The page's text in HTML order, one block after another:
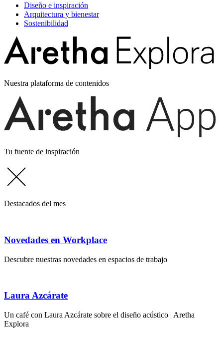
Diseño e inspiración
Arquitectura y bienestar
Sostenibilidad
Nuestra plataforma de contenidos
Tu fuente de inspiración
Destacados del mes
Novedades en Workplace
Descubre nuestras novedades en espacios de trabajo
Laura Azcárate
Un café con Laura Azcárate sobre el diseño acústico | Aretha
Explora